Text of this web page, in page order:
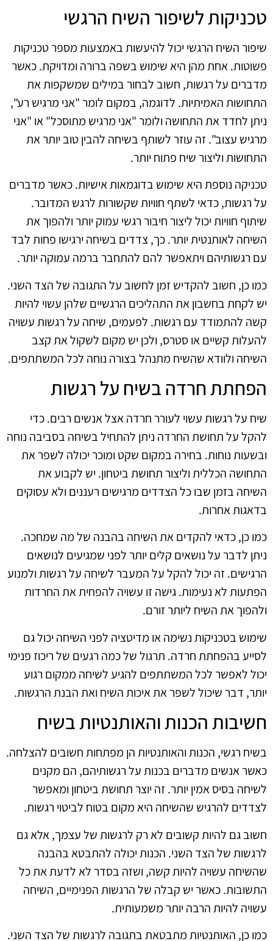
טכניקות לשיפור השיח הרגשי
שיפור השיח הרגשי יכול להיעשות באמצעות מספר טכניקות
פשוטות. אחת מהן היא שימוש בשפה ברורה ומדויקת. כאשר
מדברים על רגשות, חשוב לבחור במילים שמשקפות את
התחושות האמיתיות. לדוגמה, במקום לומר "אני מרגיש רע",
ניתן לחדד את התחושה ולומר "אני מרגיש מתוסכל" או "אני
מרגיש עצוב". זה עוזר לשותף בשיחה להבין טוב יותר את
התחושות וליצור שיח פתוח יותר.
טכניקה נוספת היא שימוש בדוגמאות אישיות. כאשר מדברים
על רגשות, כדאי לשתף חוויות שקשורות לרגש המדובר.
שיתוף חוויות יכול ליצור חיבור רגשי עמוק יותר ולהפוך את
השיחה לאותנטית יותר. כך, צדדים בשיחה ירגישו פחות לבד
עם רגשותיהם ויתאפשר להם להתחבר ברמה עמוקה יותר.
כמו כן, חשוב להקדיש זמן לחשוב על התגובה של הצד השני.
יש לקחת בחשבון את התהליכים הרגשיים שלהן עשוי להיות
קשה להתמודד עם רגשות. לפעמים, שיחה על רגשות עשויה
להעלות קשיים או סטרס, ולכן יש מקום לשקול את קצב
השיחה ולוודא שהשיח מתנהל בצורה נוחה לכל המשתתפים.
הפחתת חרדה בשיח על רגשות
שיח על רגשות עשוי לעורר חרדה אצל אנשים רבים. כדי
להקל על תחושת החרדה ניתן להתחיל בשיחה בסביבה נוחה
ובשעות נוחות. בחירה במקום שקט ומוכר יכולה לשפר את
התחושה הכללית וליצור תחושת ביטחון. יש לקבוע את
השיחה בזמן שבו כל הצדדים מרגישים רעננים ולא עסוקים
בדאגות אחרות.
כמו כן, כדאי להקדים את השיחה בהבנה של מה שמחכה.
ניתן לדבר על נושאים קלים יותר לפני שמגיעים לנושאים
הרגישים. זה יכול להקל על המעבר לשיחה על רגשות ולמנוע
הפתעות לא נעימות. גישה זו עשויה להפחית את החרדות
ולהפוך את השיח ליותר זורם.
שימוש בטכניקות נשימה או מדיטציה לפני השיחה יכול גם
לסייע בהפחתת חרדה. תרגול של כמה רגעים של ריכוז פנימי
יכול לאפשר לכל המשתתפים להגיע לשיחה ממקום רגוע
יותר, דבר שיכול לשפר את איכות השיח ואת הבנת הרגשות.
חשיבות הכנות והאותנטיות בשיח
בשיח רגשי, הכנות והאותנטיות הן מפתחות חשובים להצלחה.
כאשר אנשים מדברים בכנות על רגשותיהם, הם מקנים
לשיחה בסיס אמין יותר. זה יוצר תחושת ביטחון ומאפשר
לצדדים להרגיש שהשיחה היא מקום בטוח לביטוי רגשות.
חשוב גם להיות קשובים לא רק לרגשות של עצמך, אלא גם
לרגשות של הצד השני. הכנות יכולה להתבטא בהבנה
שהשיחה עשויה להיות קשה, ושזה בסדר לא לדעת את כל
התשובות. כאשר יש קבלה של הרגשות הפנימיים, השיחה
עשויה להיות הרבה יותר משמעותית.
כמו כן, האותנטיות מתבטאת בתגובה לרגשות של הצד השני.